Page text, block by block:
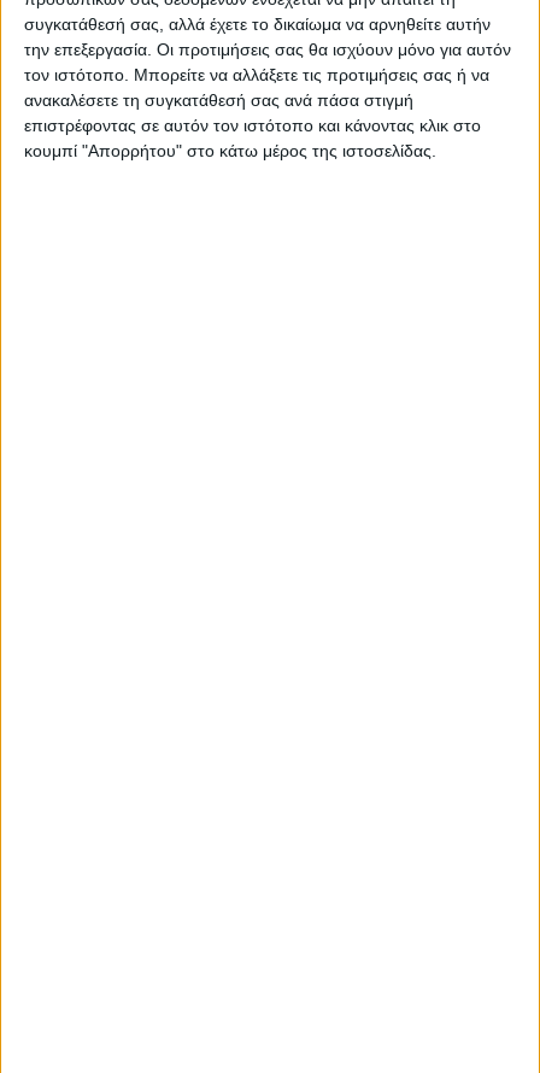
συγκατάθεσή σας, αλλά έχετε το δικαίωμα να αρνηθείτε αυτήν
την επεξεργασία. Οι προτιμήσεις σας θα ισχύουν μόνο για αυτόν
τον ιστότοπο. Μπορείτε να αλλάξετε τις προτιμήσεις σας ή να
ανακαλέσετε τη συγκατάθεσή σας ανά πάσα στιγμή
επιστρέφοντας σε αυτόν τον ιστότοπο και κάνοντας κλικ στο
κουμπί "Απορρήτου" στο κάτω μέρος της ιστοσελίδας.
https://neosagon.gr
Η Αρχαιότερη Καθημερινή Πρωινή Εφημερίδα της Καρδίτσας